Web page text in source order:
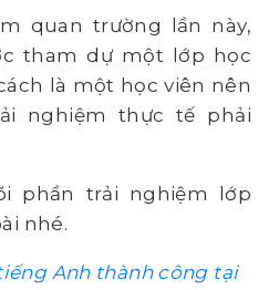
quan trường lần này,
tham dự một lớp học
là một học viên nên
nghiệm thực tế phải
phần trải nghiệm lớp
nhé.
Anh thành công tại